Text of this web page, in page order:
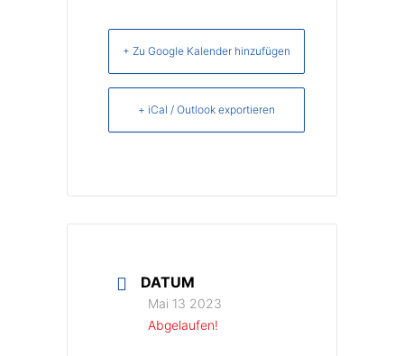
+ Zu Google Kalender hinzufügen
+ iCal / Outlook exportieren
DATUM
Mai 13 2023
Abgelaufen!